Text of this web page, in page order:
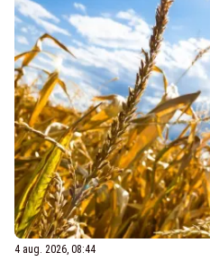
4 aug. 2026, 08:44